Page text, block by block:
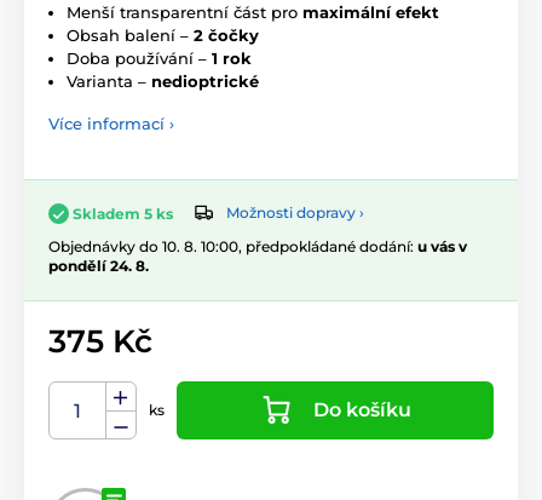
Menší transparentní část pro maximální efekt
Obsah balení – 2 čočky
Doba používání – 1 rok
Varianta – nedioptrické
Více informací ›
Skladem 5 ks
Možnosti dopravy ›
Objednávky do 10. 8. 10:00, předpokládané dodání: u vás v
pondělí 24. 8.
375 Kč
ks Do košíku